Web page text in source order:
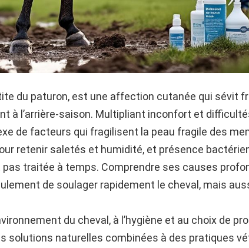
du paturon, est une affection cutanée qui sévit
à l’arrière-saison. Multipliant inconfort et
de facteurs qui fragilisent la peau fragile des
retenir saletés et humidité, et présence
pas traitée à temps. Comprendre ses causes
de soulager rapidement le cheval, mais
du cheval, à l’hygiène et au choix de
solutions naturelles combinées à des pratiques